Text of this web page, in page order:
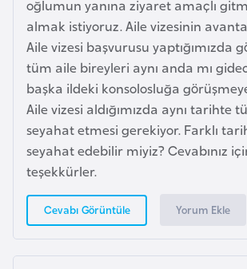
oğlumun yanına ziyaret amaçlı
almak istiyoruz. Aile vizesinin
Aile vizesi başvurusu yaptığımızda
tüm aile bireyleri aynı anda mı
başka ildeki konsolosluğa
Aile vizesi aldığımızda aynı tarihte
seyahat etmesi gerekiyor. Farklı
seyahat edebilir miyiz? Cevabınız
teşekkürler.
Cevabı Görüntüle Yorum Ekle
d
i
y
a
F
r
a
n
a